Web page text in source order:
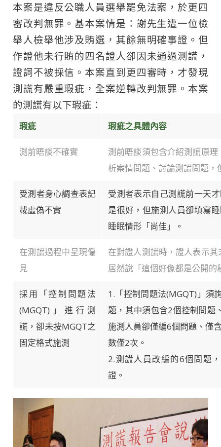
本案是違反公職人員選舉罷免法案，於更四
審改判無罪。基本案情是：謝先生遭一位檢
舉人檢舉他涉及賄選，其餘無明確事證。但
作證他未行賄的四名證人卻因未通過測謊，
證詞不被採信。本案直到更四審時，才發現
測謊有嚴重瑕疵，全案逆轉改判無罪。本案
的測謊有以下瑕疵：
瑕疵 瑕疵之具體內容
測前晤談不確實
測前晤談須包含介紹測謊原
析案情問題、討論測謊問題，
受測者身心調查表記
載虛偽不實
受測者表示自己測謊前一天
是很好，但施測人員卻填寫
睡眠情形「尚佳」。
在測謊過程中呈現偏
見
在對證人測謊時，證人表示
居然說「這個好像都是公開的
採用「控制問題法
(MGQT)」進行測
謊，卻未按MGQT之
固定格式施測
1.「控制問題法(MGQT)」須
題，其中須包含2個控制問題
施測人員卻僅編6個問題、僅
數僅2次。
2.測謊人員改編的6個問題
證。